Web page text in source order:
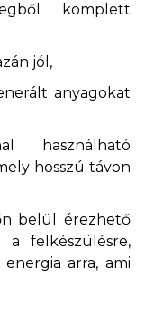
komplett
jól,
anyagokat
használható
hosszú távon
belül érezhető
a felkészülésre,
arra, ami